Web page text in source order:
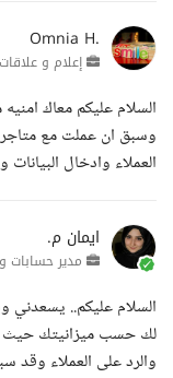
Omnia H.
إعلام و
السلام عليكم معاك
وسبق ان عملت مع
العملاء وادخال البيانات
ايمان م.
مدير حسابات
السلام عليكم..
لك حسب ميزانيتك حيث
والرد على العملاء وقد